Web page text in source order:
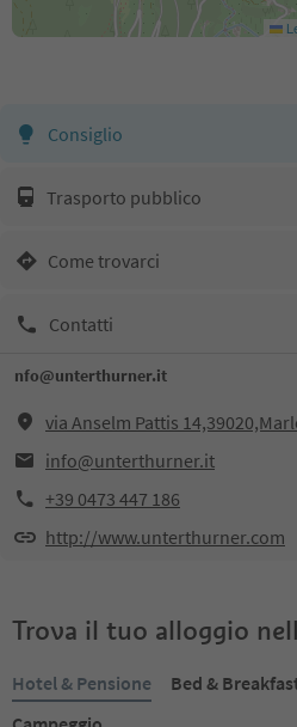
Consiglio
Trasporto pubblico
Come trovarci
Contatti
nfo@unterthurner.it
via Anselm Pattis
info@unterthurner.it
+39 0473 447 186
http://www.unterthurner.com
Trova il tuo alloggio
Hotel & Pensione Bed &